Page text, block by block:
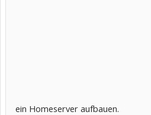
ein Homeserver aufbauen.